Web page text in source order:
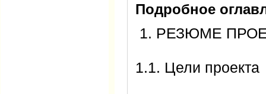
Подробное
1. РЕЗЮМЕ
1.1. Цели проекта